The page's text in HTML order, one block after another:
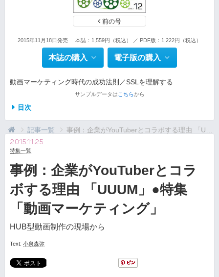
前の号
2015年11月18日発売 本誌：1,559円（税込） ／ PDF版：1,222円（税込）
本誌の購入 電子版の購入
動画マーケティング時代の成功法則／SSLを理解する
サンプルデータは こちらから
目次
記事一覧 事例：企業がYouTuberとコラボする理由 「UU...
2015.11.25
特集一覧
事例：企業がYouTuberとコラ
ボする理由 「UUUM」●特集
「動画マーケティング」
HUB型動画制作の現場から
Text: 小泉森弥